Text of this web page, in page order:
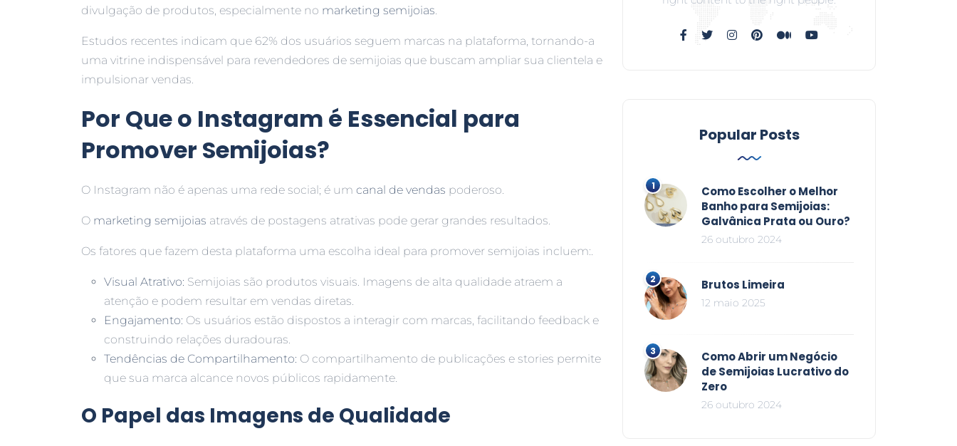
divulgação de produtos, especialmente no marketing semijoias.
Estudos recentes indicam que 62% dos usuários seguem marcas na plataforma, tornando-a
uma vitrine indispensável para revendedores de semijoias que buscam ampliar sua clientela e
impulsionar vendas.
Por Que o Instagram é Essencial para
Promover Semijoias?
O Instagram não é apenas uma rede social; é um canal de vendas poderoso.
O marketing semijoias através de postagens atrativas pode gerar grandes resultados.
Os fatores que fazem desta plataforma uma escolha ideal para promover semijoias incluem:.
Visual Atrativo: Semijoias são produtos visuais. Imagens de alta qualidade atraem a
atenção e podem resultar em vendas diretas.
Engajamento: Os usuários estão dispostos a interagir com marcas, facilitando feedback e
construindo relações duradouras.
Tendências de Compartilhamento: O compartilhamento de publicações e stories permite
que sua marca alcance novos públicos rapidamente.
O Papel das Imagens de Qualidade
Popular Posts
Como Escolher o Melhor
Banho para Semijoias:
Galvânica Prata ou Ouro?
26 outubro 2024
Brutos Limeira
12 maio 2025
Como Abrir um Negócio
de Semijoias Lucrativo do
Zero
26 outubro 2024